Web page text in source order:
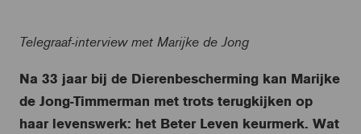
Telegraaf-interview met Marijke de Jong
Na 33 jaar bij de Dierenbescherming kan Marijke
de Jong-Timmerman met trots terugkijken op
haar levenswerk: het Beter Leven keurmerk. Wat